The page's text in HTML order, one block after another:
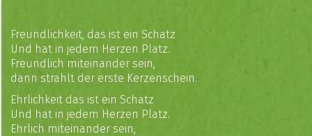
Freundlichkeit, das ist ein Schatz
Und hat in jedem Herzen Platz.
Freundlich miteinander sein,
dann strahlt der erste Kerzenschein.
Ehrlichkeit das ist ein Schatz
Und hat in jedem Herzen Platz.
Ehrlich miteinander sein,